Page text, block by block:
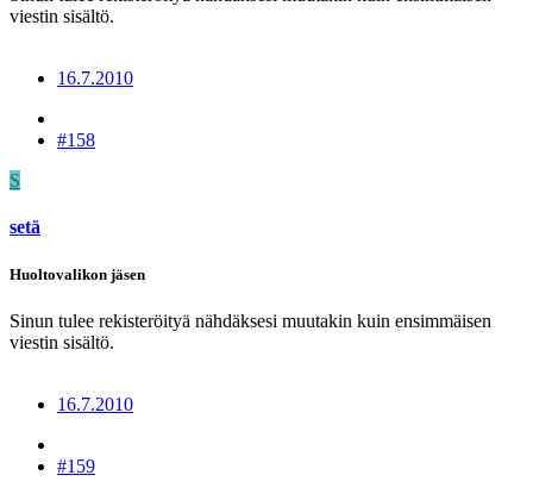
viestin sisältö.
16.7.2010
#158
S
setä
Huoltovalikon jäsen
Sinun tulee rekisteröityä nähdäksesi muutakin kuin ensimmäisen
viestin sisältö.
16.7.2010
#159